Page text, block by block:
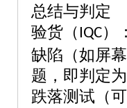
总结与判定
验货（IQC）
缺陷（如屏
题，即判定
跌落测试（